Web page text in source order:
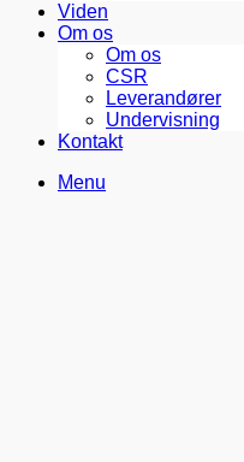
Viden
Om os
Om os
CSR
Leverandører
Undervisning
Kontakt
Menu